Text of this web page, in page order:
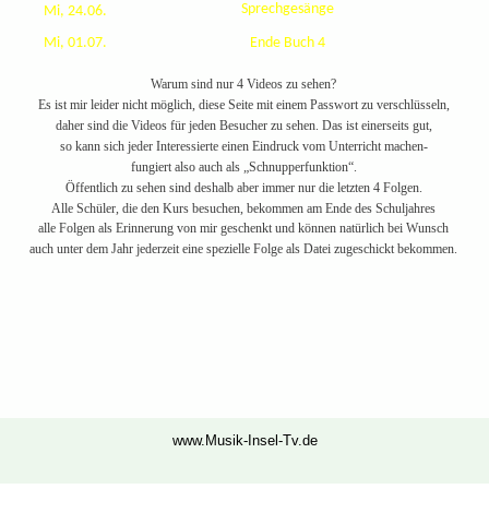
www.Musik-Insel-Tv.de
Warum sind nur 4 Videos zu sehen?
Es ist mir leider nicht möglich, diese Seite mit einem Passwort zu verschlüsseln,
daher sind die Videos für jeden Besucher zu sehen. Das ist einerseits gut,
so kann sich jeder Interessierte einen Eindruck vom Unterricht machen-
fungiert also auch als „Schnupperfunktion“.
Öffentlich zu sehen sind deshalb aber immer nur die letzten 4 Folgen.
Alle Schüler, die den Kurs besuchen, bekommen am Ende des Schuljahres
alle Folgen als Erinnerung von mir geschenkt und können natürlich bei Wunsch
auch unter dem Jahr jederzeit eine spezielle Folge als Datei zugeschickt bekommen.
Sprechgesänge
Mi, 24.06.
Mi, 01.07.
Ende Buch 4